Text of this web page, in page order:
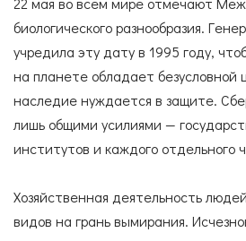
Согласие справилами
билетов
ГОСТЕВАЯ КНИГА
НАШИ
биологического разнообразия.
учредила эту дату в 1995 году,
на планете обладает безусловной
наследие нуждается в защите.
лишь общими усилиями —
институтов и каждого отдельного
Хозяйственная деятельность
видов на грань вымирания.